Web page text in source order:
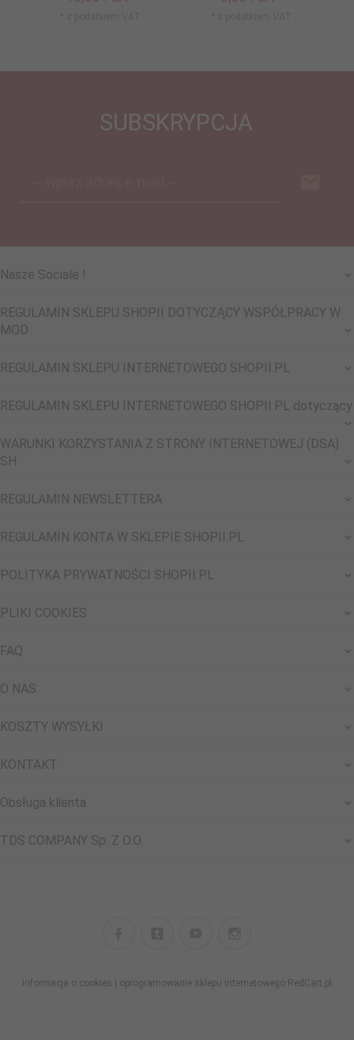
SUBSKRYPCJA
Nasze Sociale !
REGULAMIN SKLEPU SHOPII DOTYCZĄCY WSPÓŁPRACY W
MOD
REGULAMIN SKLEPU INTERNETOWEGO SHOPII.PL
REGULAMIN SKLEPU INTERNETOWEGO SHOPII.PL dotyczący
WARUNKI KORZYSTANIA Z STRONY INTERNETOWEJ (DSA)
SH
REGULAMIN NEWSLETTERA
REGULAMIN KONTA W SKLEPIE SHOPII.PL
POLITYKA PRYWATNOŚCI SHOPII.PL
PLIKI COOKIES
FAQ
O NAS
KOSZTY WYSYŁKI
KONTAKT
Obsługa klienta
TDS COMPANY Sp. Z O.O.
biuro@shopii.pl biuroshopii@gmail.com
Informacja o cookies oprogramowanie sklepu internetowego RedCart.pl